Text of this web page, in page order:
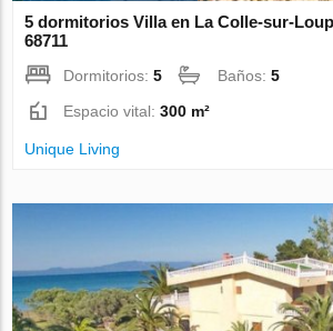
5 dormitorios Villa en La Colle-sur-
68711
Dormitorios:5 Baños:5
Espacio vital:300 m²
Unique Living